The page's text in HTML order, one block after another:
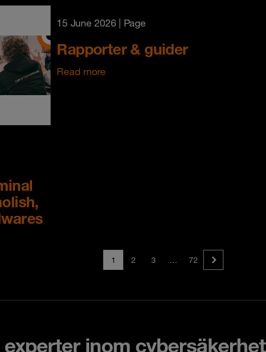
15 June 2026| Page
Rapporter & guider
Read more
1 2 3 … 72
inom cybersäkerhet